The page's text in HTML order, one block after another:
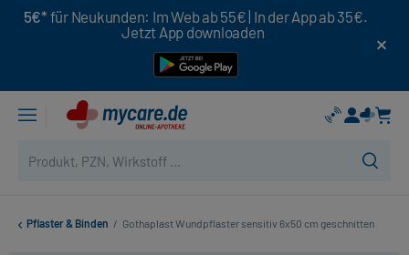
5€* für Neukunden: Im Web ab 55€ | In der App ab 35€.
Jetzt App downloaden
Pflaster & Binden / Gothaplast Wundpflaster sensitiv 6x50 cm geschnitten